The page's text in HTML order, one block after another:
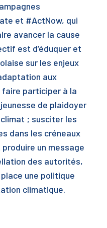
et #ActNow, qui
avancer la cause
est d’éduquer et
sur les enjeux
aux
participer à la
de plaidoyer
; susciter les
dans les créneaux
un message
des autorités,
une politique
climatique.